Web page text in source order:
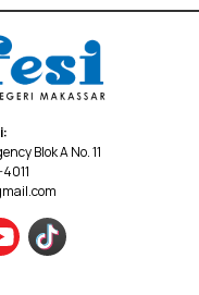
Blok A No. 11